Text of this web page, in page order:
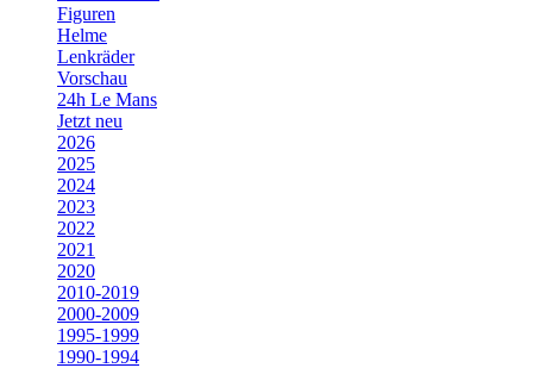
Figuren
Helme
Lenkräder
Vorschau
24h Le Mans
Jetzt neu
2026
2025
2024
2023
2022
2021
2020
2010-2019
2000-2009
1995-1999
1990-1994